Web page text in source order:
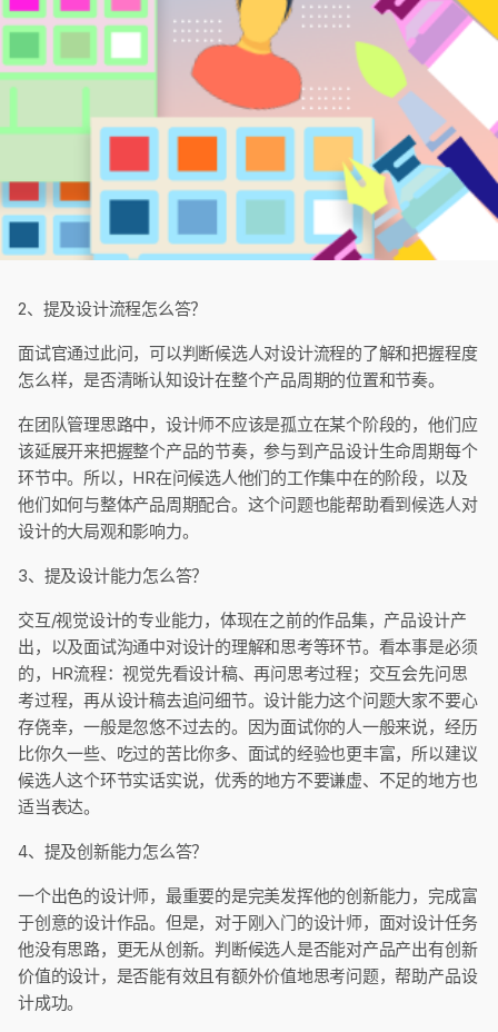
2、提及设计流程怎么答？
面试官通过此问，可以判断候选人对设计流程的了解和把握程度
怎么样，是否清晰认知设计在整个产品周期的位置和节奏。
在团队管理思路中，设计师不应该是孤立在某个阶段的，他们应
该延展开来把握整个产品的节奏，参与到产品设计生命周期每个
环节中。所以，HR在问候选人他们的工作集中在的阶段，以及
他们如何与整体产品周期配合。这个问题也能帮助看到候选人对
设计的大局观和影响力。
3、提及设计能力怎么答？
交互/视觉设计的专业能力，体现在之前的作品集，产品设计产
出，以及面试沟通中对设计的理解和思考等环节。看本事是必须
的，HR流程：视觉先看设计稿、再问思考过程；交互会先问思
考过程，再从设计稿去追问细节。设计能力这个问题大家不要心
存侥幸，一般是忽悠不过去的。因为面试你的人一般来说，经历
比你久一些、吃过的苦比你多、面试的经验也更丰富，所以建议
候选人这个环节实话实说，优秀的地方不要谦虚、不足的地方也
适当表达。
4、提及创新能力怎么答？
一个出色的设计师，最重要的是完美发挥他的创新能力，完成富
于创意的设计作品。但是，对于刚入门的设计师，面对设计任务
他没有思路，更无从创新。判断候选人是否能对产品产出有创新
价值的设计，是否能有效且有额外价值地思考问题，帮助产品设
计成功。